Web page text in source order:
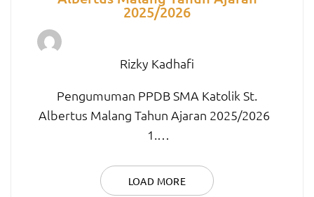
2025/2026
Rizky Kadhafi
Pengumuman PPDB SMA Katolik St.
Albertus Malang Tahun Ajaran 2025/2026
1.…
LOAD MORE